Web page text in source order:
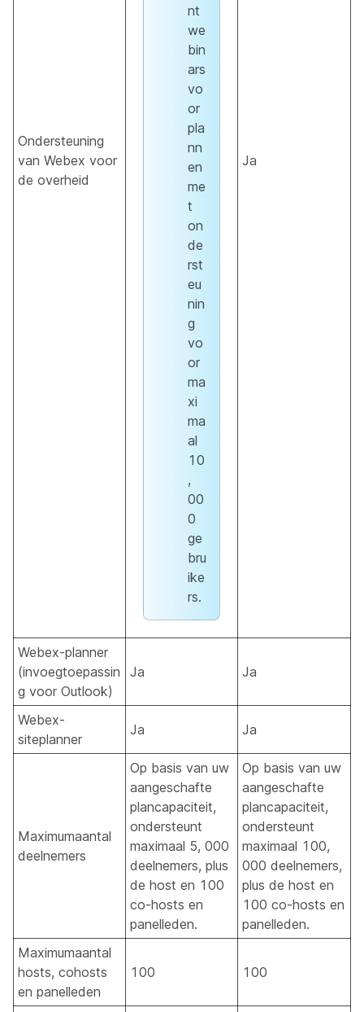
Ondersteuning
van Webex voor
de overheid
nt
we
bin
ars
vo
or
pla
nn
en
me
t
on
de
rst
eu
nin
g
vo
or
ma
xi
ma
al
10
,
00
0
ge
bru
ike
rs.
Ja
Webex-planner
(invoegtoepassin
g voor Outlook)
Ja Ja
Webex-
siteplanner
Ja Ja
Maximumaantal
deelnemers
Op basis van uw
aangeschafte
plancapaciteit,
ondersteunt
maximaal 5, 000
deelnemers, plus
de host en 100
co-hosts en
panelleden.
Op basis van uw
aangeschafte
plancapaciteit,
ondersteunt
maximaal 100,
000 deelnemers,
plus de host en
100 co-hosts en
panelleden.
Maximumaantal
hosts, cohosts
en panelleden
100 100